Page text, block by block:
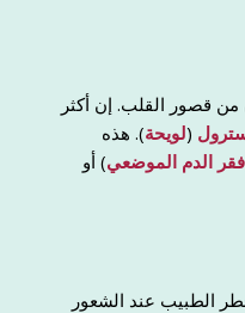
من قصور القلب. إن أكثر
(لويحة). هذه
فقر الدم الموضعي) أو
الطبيب عند الشعور